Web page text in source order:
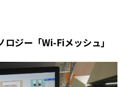
ロジー「Wi-Fiメッシュ」